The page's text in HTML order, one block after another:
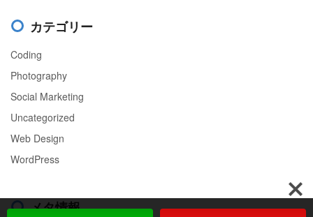
カテゴリー
Coding
Photography
Social Marketing
Uncategorized
Web Design
WordPress
メタ情報